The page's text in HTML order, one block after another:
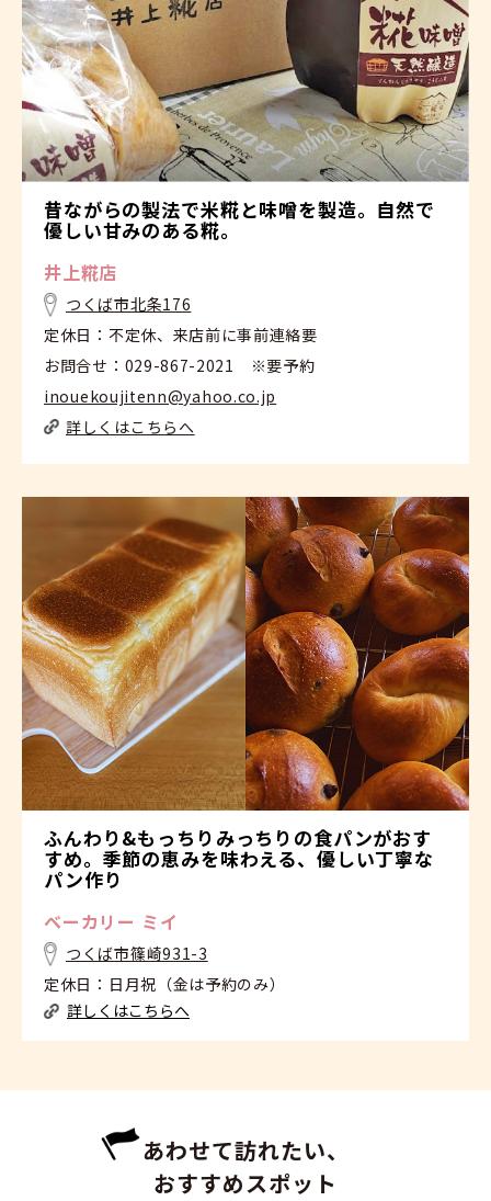
昔ながらの製法で米糀と味噌を製造。自然で
優しい甘みのある糀。
井上糀店
つくば市北条176
定休日：不定休、来店前に事前連絡要
お問合せ：029-867-2021 ※要予約
inouekoujitenn@yahoo.co.jp
詳しくはこちらへ
ふんわり&もっちりみっちりの食パンがおす
すめ。季節の恵みを味わえる、優しい丁寧な
パン作り
ベーカリー ミイ
つくば市篠崎931-3
定休日：日月祝（金は予約のみ）
詳しくはこちらへ
あわせて訪れたい、
おすすめスポット